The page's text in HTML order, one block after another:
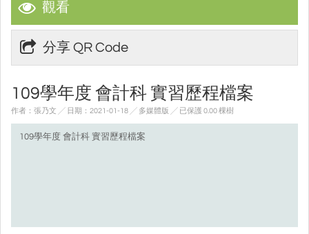
觀看
分享 QR Code
109學年度 會計科 實習歷程檔案
作者：張乃文 ╱ 日期：2021-01-18 ╱ 多媒體版 ╱ 已保護 0.00 棵樹
109學年度 會計科 實習歷程檔案